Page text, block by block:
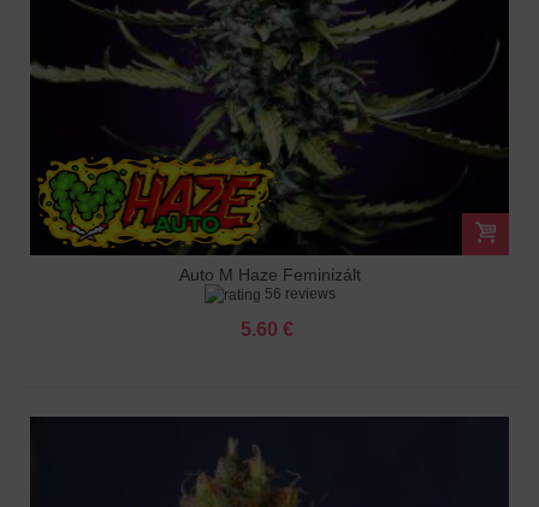
Auto M Haze Feminizált
56 reviews
5.60 €